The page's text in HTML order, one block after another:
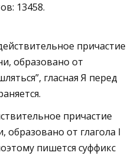
13458.
причастие
образовано от
гласная Я перед
причастие
образовано от глагола I
пишется суффикс